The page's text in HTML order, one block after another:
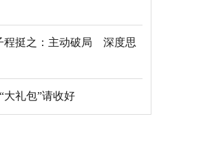
程挺之：主动破局 深度思
份就业“大礼包”请收好